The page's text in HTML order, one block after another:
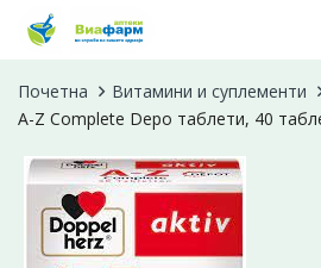
Почетна Витамини и суплементи
A-Z Complete Depo таблети, 40